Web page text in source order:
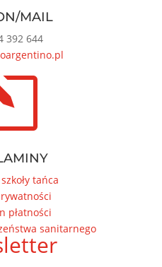
MAIL
392 644
tańca
płatności
sanitarnego